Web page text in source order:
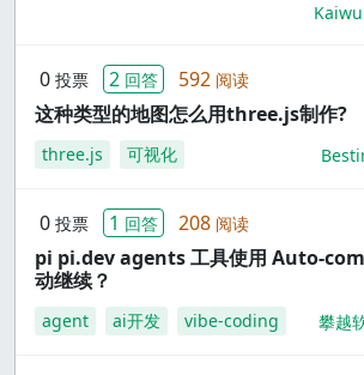
0 投票 2 回答 592 阅读
这种类型的地图怎么用three.js制作?
three.js 可视化
0 投票 1 回答 208 阅读
pi pi.dev agents 工具使用 Auto-
动继续？
agent ai开发 vibe-coding 攀越